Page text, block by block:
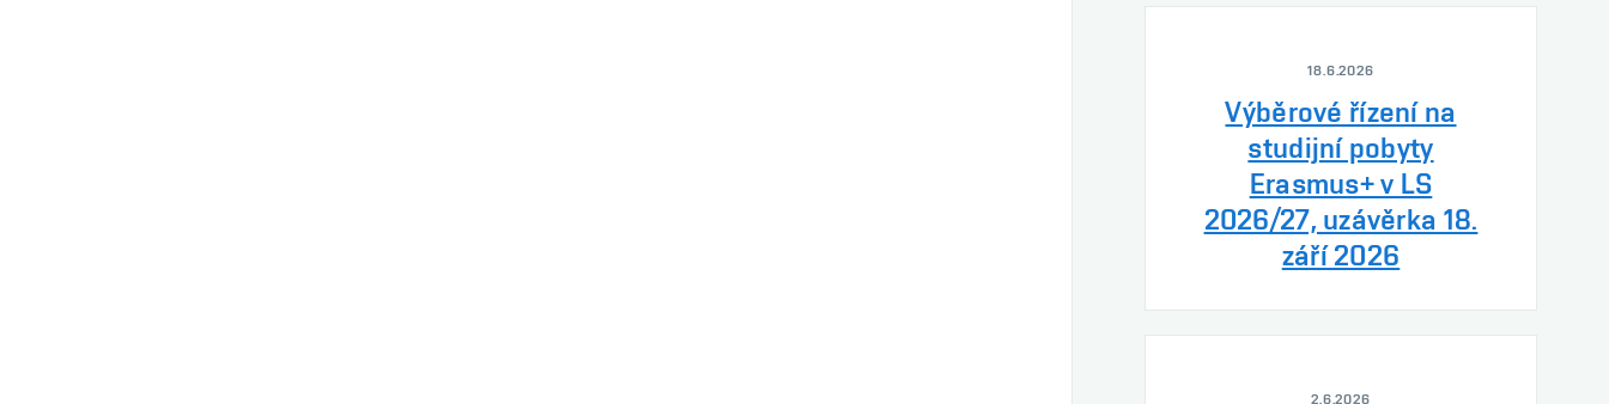
18.6.2026
Výběrové řízení na
studijní pobyty
Erasmus+ v LS
2026/27, uzávěrka 18.
září 2026
2.6.2026